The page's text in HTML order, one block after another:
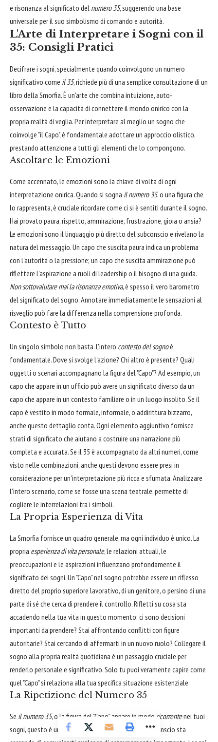
e risonanza al significato del numero 35, suggerendo una base
universale per il suo simbolismo di comando e autorità.
L'Arte di Interpretare i Sogni con il
35: Consigli Pratici
Decifrare i sogni, specialmente quando coinvolgono un numero
significativo come il 35, richiede più di una semplice consultazione di un
libro della Smorfia. È un'arte che combina intuizione, auto-
osservazione e la capacità di connettere il mondo onirico con la
propria realtà di veglia. Per interpretare al meglio un sogno che
coinvolge "il Capo", è fondamentale adottare un approccio olistico,
prestando attenzione a tutti gli elementi che lo compongono.
Ascoltare le Emozioni
Come accennato, le emozioni sono la chiave di volta di ogni
interpretazione onirica. Quando si sogna il numero 35, o una figura che
lo rappresenta, è cruciale ricordare come ci si è sentiti durante il sogno.
Hai provato paura, rispetto, ammirazione, frustrazione, gioia o ansia?
Le emozioni sono il linguaggio più diretto del subconscio e rivelano la
natura del messaggio. Un capo che suscita paura indica un problema
con l'autorità o la pressione; un capo che suscita ammirazione può
riflettere l'aspirazione a ruoli di leadership o il bisogno di una guida.
Non sottovalutare mai la risonanza emotiva, è spesso il vero barometro
del significato del sogno. Annotare immediatamente le sensazioni al
risveglio può fare la differenza nella comprensione profonda.
Contesto è Tutto
Un singolo simbolo non basta. L'intero contesto del sognoè
fondamentale. Dove si svolge l'azione? Chi altro è presente? Quali
oggetti o scenari accompagnano la figura del "Capo"? Ad esempio, un
capo che appare in un ufficio può avere un significato diverso da un
capo che appare in un contesto familiare o in un luogo insolito. Se il
capo è vestito in modo formale, informale, o addirittura bizzarro,
anche questo dettaglio conta. Ogni elemento aggiuntivo fornisce
strati di significato che aiutano a costruire una narrazione più
completa e accurata. Se il 35 è accompagnato da altri numeri, come
visto nelle combinazioni, anche questi devono essere presi in
considerazione per un'interpretazione più ricca e sfumata. Analizzare
l'intero scenario, come se fosse una scena teatrale, permette di
cogliere le interrelazioni tra i simboli.
La Propria Esperienza di Vita
La Smorfia fornisce un quadro generale, ma ogni individuo è unico. La
propria esperienza di vita personale, le relazioni attuali, le
preoccupazioni e le aspirazioni influenzano profondamente il
significato dei sogni. Un "Capo" nel sogno potrebbe essere un riflesso
diretto del proprio superiore lavorativo, di un genitore, o persino di una
parte di sé che cerca di prendere il controllo. Rifletti su cosa sta
accadendo nella tua vita in questo momento: ci sono decisioni
importanti da prendere? Stai affrontando conflitti con figure
autoritarie? Stai cercando di affermarti in un nuovo ruolo? Collegare il
sogno alla propria realtà quotidiana è un passaggio cruciale per
renderlo personale e significativo. Solo tu puoi veramente capire come
quel "Capo" si relaziona alla tua specifica situazione esistenziale.
La Ripetizione del Numero 35
Se il numero 35, o la figura del "Capo", appare in modo ricorrentenei tuoi
sogni, questo è un segnale molto forte che il tuo inconscio sta